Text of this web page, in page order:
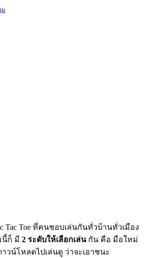
ม
Tac Toe ที่คนชอบเล่นกันทั่วบ้านทั่วเมือง
นี้ก็ มี 2 ระดับให้เลือกเล่นกัน คือ มือใหม่
วน์โหลดไปเล่นดู ว่าจะเอาชนะ